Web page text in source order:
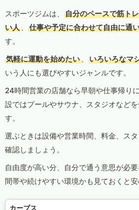
スポーツジムは、
自分のペースで筋ト
い人 、 仕事や予定に合わせて自由に通
す。
気軽に運動を始めたい 、 いろいろなマ
いう人にも選びやすいジャンルです。
24時間営業の店舗なら早朝や仕事帰り
設ではプールやサウナ、スタジオなど
す。
選ぶときは設備や営業時間、料金、ス
確認しましょう。
自由度が高い分、自分で通う意思が必
間帯や続けやすい環境かも見ておくと安
カーブス